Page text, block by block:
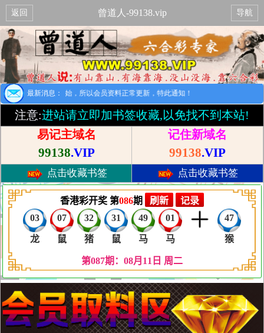
返回 曾道人-99138.vip 导航
最新消息：
：8月1日开始，所以会员资料正常更新，特此通知！
注意:进站请立即加书签收藏,以免找不到本站!
易记主域名
99138.VIP
记住新域名
99138.VIP
点击收藏书签 点击收藏书签